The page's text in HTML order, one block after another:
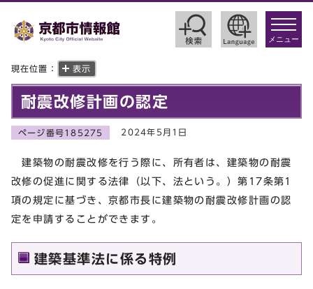
toggle
メニュー
現在位置： 表示
耐震改修計画の認定
ページ番号185275 2024年5月1日
建築物の耐震改修を行う際に、所有者は、建築物の耐震
改修の促進に関する法律（以下、法という。）第17条第1
項の規定に基づき、京都市長に建築物の耐震改修計画の認
定を申請することができます。
建築基準法に係る特例